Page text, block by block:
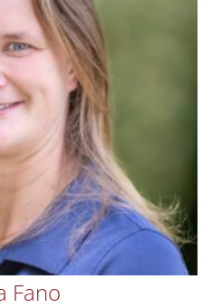
Fano